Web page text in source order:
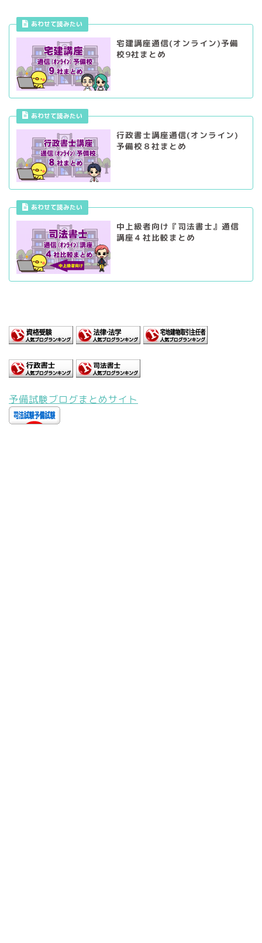
あわせて読みたい
宅建講座通信(オンライン)予備
校9社まとめ
あわせて読みたい
行政書士講座通信(オンライン)
予備校８社まとめ
あわせて読みたい
中上級者向け『司法書士』通信
講座４社比較まとめ
予備試験ブログまとめサイト